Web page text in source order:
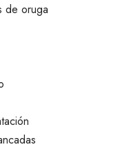
de oruga